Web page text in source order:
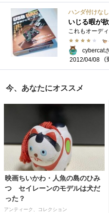
いじる暇が
cybercat
2012/04/08
(
今、あなたにオススメ
映画ちいかわ・人魚の島のひみ
つ セイレーンのモデルは犬だ
った？
アンティーク、コレクション